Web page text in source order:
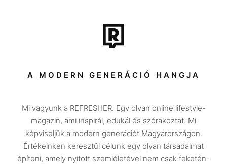
Tech-Tudomány
Sport
Társadalom
Utazás
Életmód
Design
A MODERN GENERÁCIÓ HANGJA
Mi vagyunk a REFRESHER. Egy olyan online lifestyle-
magazin, ami inspirál, edukál és szórakoztat. Mi
képviseljük a modern generációt Magyarországon.
Értékeinken keresztül célunk egy olyan társadalmat
építeni, amely nyitott szemléletével nem csak feketén-